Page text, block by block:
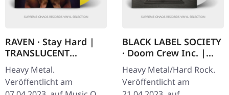
RAVEN · Stay Hard |
TRANSLUCENT
YELLOW LP
Heavy Metal.
Veröffentlicht am
BLACK LABEL SOCIETY
· Doom Crew Inc. |
WHITE 2LP
Heavy Metal/Hard Rock.
Veröffentlicht am